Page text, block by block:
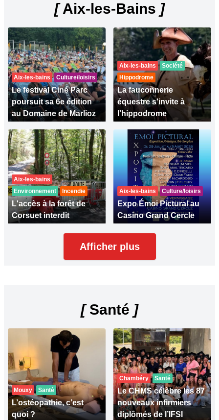
[Aix-les-Bains ]
Aix-les-bains Culture/loisirs
Le festival Ciné Parc
poursuit sa 6e édition
au Domaine de Marlioz
Aix-les-bains
Société
Hippodrome
La fauconnerie
équestre s'invite à
l'hippodrome
Aix-les-bains
Environnement
Incendie
L'accès à la forêt de
Corsuet interdit
Aix-les-bains Culture/loisirs
Expo Émoi Pictural au
Casino Grand Cercle
Afficher plus
[Santé ]
Mouxy Santé
L’ostéopathie, c’est
quoi ?
Chambéry Santé
Le CHMS célèbre les 87
nouveaux infirmiers
diplômés de l’IFSI